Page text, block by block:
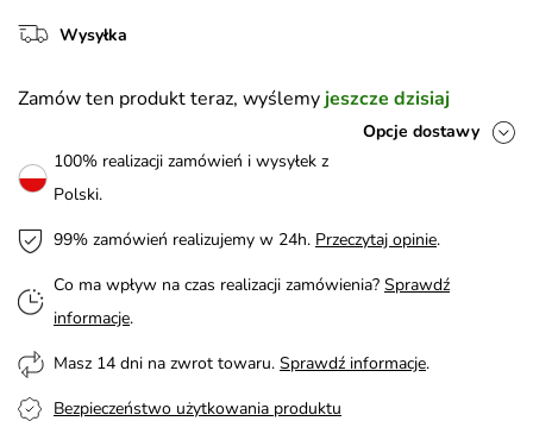
Wysyłka
Zamów ten produkt teraz, wyślemy jeszcze dzisiaj
Opcje dostawy
100% realizacji zamówień i wysyłek z
Polski.
99% zamówień realizujemy w 24h. Przeczytaj opinie.
Co ma wpływ na czas realizacji zamówienia? Sprawdź
informacje.
Masz 14 dni na zwrot towaru. Sprawdź informacje.
Bezpieczeństwo użytkowania produktu